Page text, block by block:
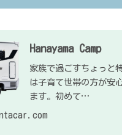
Hanayama Camp
家族で過ごすちょっと
は子育て世帯の方が
ます。初めて…